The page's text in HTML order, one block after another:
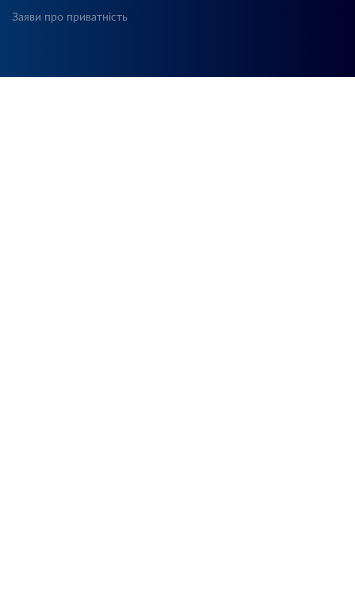
Заяви про приватність